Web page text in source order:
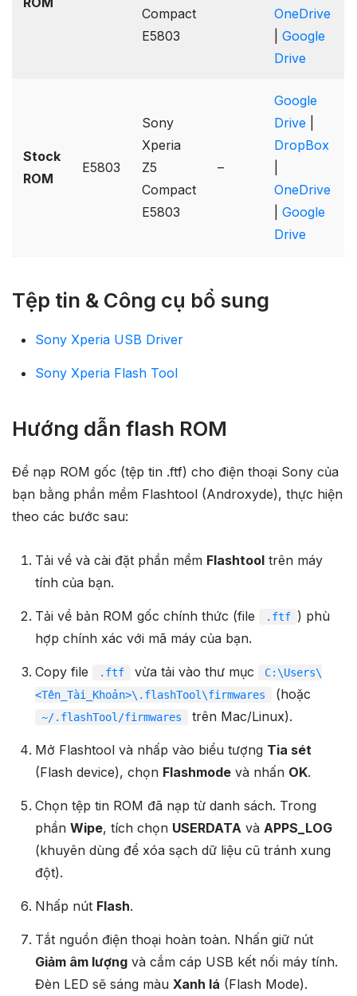
Compact
E5803
OneDrive
Google
Drive
Stock
ROM
E5803
Sony
Xperia
Z5
Compact
E5803
–
Google
Drive|
DropBox
OneDrive
Google
Drive
Tệp tin & Công cụ bổ sung
Sony Xperia USB Driver
Sony Xperia Flash Tool
Hướng dẫn flash ROM
Để nạp ROM gốc (tệp tin .ftf) cho điện thoại Sony của
bạn bằng phần mềm Flashtool (Androxyde), thực hiện
theo các bước sau:
Tải về và cài đặt phần mềm Flashtooltrên máy
tính của bạn.
Tải về bản ROM gốc chính thức (file .ftf ) phù
hợp chính xác với mã máy của bạn.
Copy file .ftf vừa tải vào thư mục
C:\Users\
<Tên_Tài_Khoản>\.flashTool\firmwares
(hoặc
~/.flashTool/firmwares trên Mac/Linux).
Mở Flashtool và nhấp vào biểu tượng Tia sét
(Flash device), chọn Flashmodevà nhấn OK.
Chọn tệp tin ROM đã nạp từ danh sách. Trong
phần Wipe, tích chọn USERDATA và APPS_LOG
(khuyên dùng để xóa sạch dữ liệu cũ tránh xung
đột).
Nhấp nút Flash.
Tắt nguồn điện thoại hoàn toàn. Nhấn giữ nút
Giảm âm lượngvà cắm cáp USB kết nối máy tính.
Đèn LED sẽ sáng màu Xanh lá (Flash Mode).